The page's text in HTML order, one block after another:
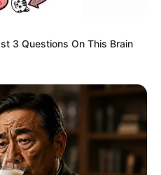
3 Questions On This Brain